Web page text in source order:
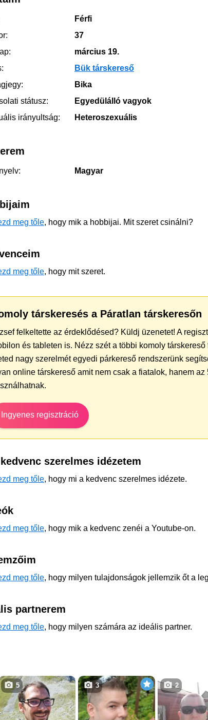
Férfi
37
március 19.
Bük társkereső
Bika
státusz:
Egyedülálló vagyok
irányultság:
Heteroszexuális
Magyar
meg tőle, hogy mik a hobbijai. Mit szeret csinálni?
meg tőle, hogy mit szeret.
társkeresés a Páratlan társkeresőn
felkeltette az érdeklődésed? Küldj üzenetet! A
és tableten is. Nézz szét a többi komoly társkereső
nagy szerelmét egyedi párkereső rendszerünk
online társkereső amit nem csak a fiatalok, hanem
Ingyenes regisztráció
szerelmes idézetem
meg tőle, hogy mi a kedvenc szerelmes idézete.
meg tőle, hogy mik a kedvenc zenéi a Youtube-on.
meg tőle, hogy milyen tulajdonságok jellemzik őt a
partnerem
meg tőle, hogy milyen számára az ideális partner.
5 3 2